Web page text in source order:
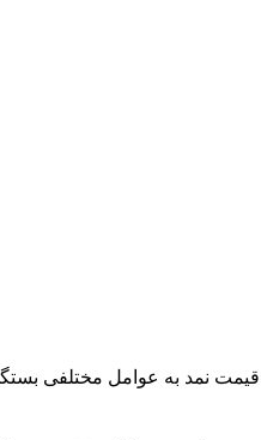
قیمت نمد به عوامل مختلفی